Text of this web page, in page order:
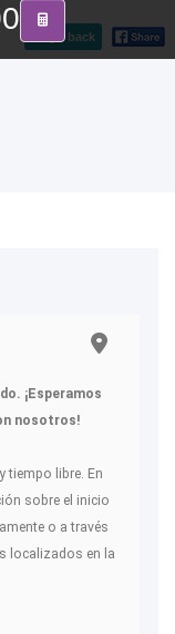
go back
¡Esperamos
nosotros!
y tiempo libre. En
sobre el inicio
o a través
localizados en la